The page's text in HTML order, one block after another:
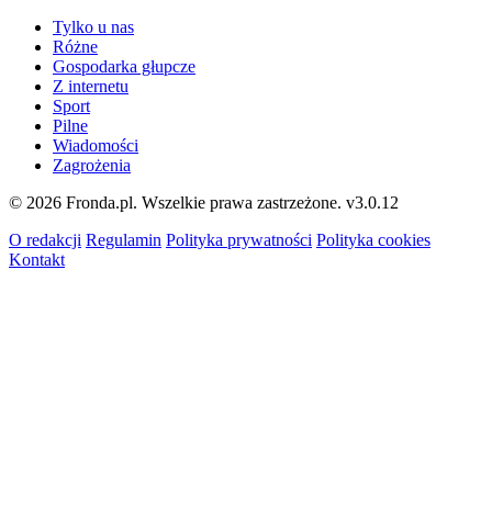
Tylko u nas
Różne
Gospodarka głupcze
Z internetu
Sport
Pilne
Wiadomości
Zagrożenia
© 2026 Fronda.pl. Wszelkie prawa zastrzeżone. v3.0.12
O redakcji Regulamin Polityka prywatności Polityka cookies
Kontakt